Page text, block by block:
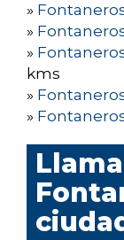
»
»
»
kms
»
»